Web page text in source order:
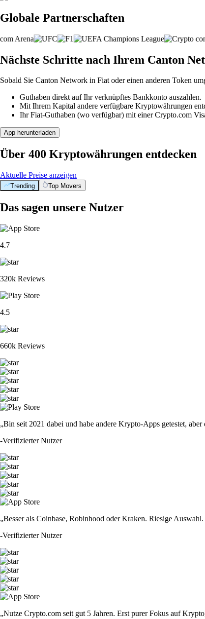
Globale Partnerschaften
Nächste Schritte nach Ihrem Canton
Sobald Sie Canton Network in Fiat oder einen anderen Token
Guthaben direkt auf Ihr verknüpftes Bankkonto auszahlen.
Mit Ihrem Kapital andere verfügbare Kryptowährungen
Ihr Fiat-Guthaben (wo verfügbar) mit einer Crypto.com
App herunterladen
Über 400 Kryptowährungen entdecken
Aktuelle Preise anzeigen
Trending Top Movers
Das sagen unsere Nutzer
4.7
320k Reviews
4.5
660k Reviews
„Bin seit 2021 dabei und habe andere Krypto-Apps getestet,
-Verifizierter Nutzer
„Besser als Coinbase, Robinhood oder Kraken. Riesige
-Verifizierter Nutzer
„Nutze Crypto.com seit gut 5 Jahren. Erst purer Fokus auf